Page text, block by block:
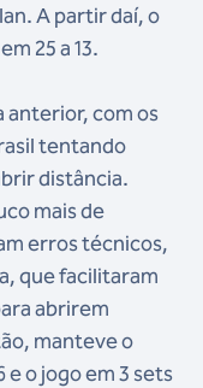
A partir daí, o
25 a 13.
anterior, com os
tentando
distância.
mais de
erros técnicos,
que facilitaram
abrirem
manteve o
e o jogo em 3 sets